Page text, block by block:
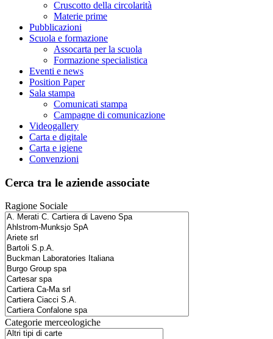
Cruscotto della circolarità
Materie prime
Pubblicazioni
Scuola e formazione
Assocarta per la scuola
Formazione specialistica
Eventi e news
Position Paper
Sala stampa
Comunicati stampa
Campagne di comunicazione
Videogallery
Carta e digitale
Carta e igiene
Convenzioni
Cerca tra le aziende associate
Ragione Sociale
Categorie merceologiche